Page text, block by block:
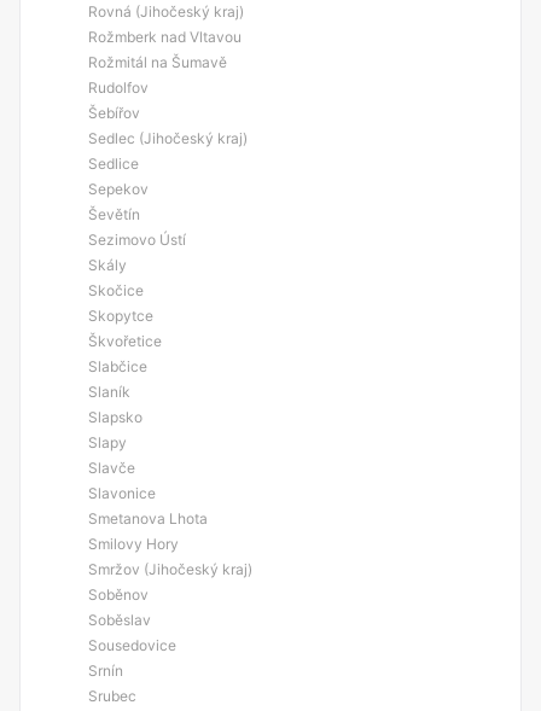
Rovná (Jihočeský kraj)
Rožmberk nad Vltavou
Rožmitál na Šumavě
Rudolfov
Šebířov
Sedlec (Jihočeský kraj)
Sedlice
Sepekov
Ševětín
Sezimovo Ústí
Skály
Skočice
Skopytce
Škvořetice
Slabčice
Slaník
Slapsko
Slapy
Slavče
Slavonice
Smetanova Lhota
Smilovy Hory
Smržov (Jihočeský kraj)
Soběnov
Soběslav
Sousedovice
Srnín
Srubec